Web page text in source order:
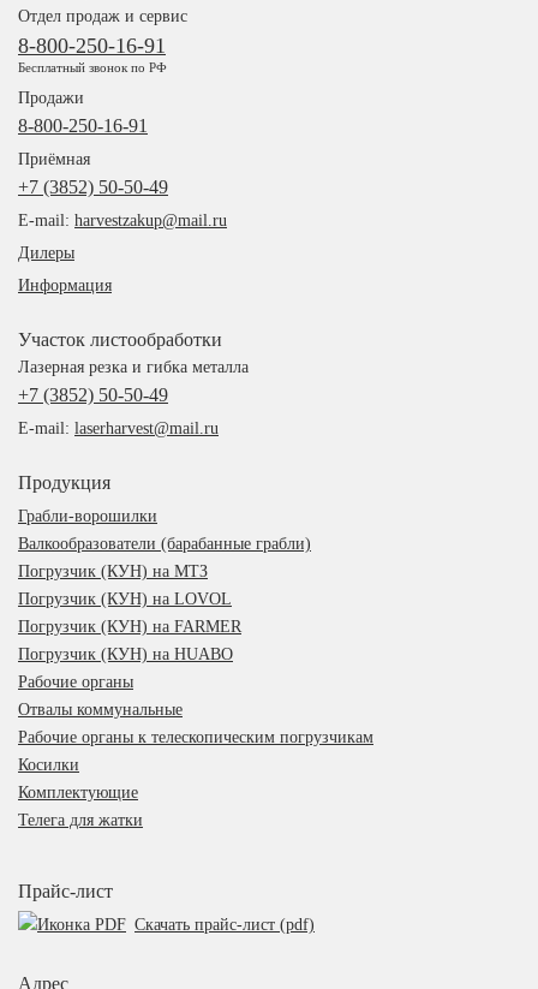
Отдел продаж и сервис
8-800-250-16-91
Бесплатный звонок по РФ
Продажи
8-800-250-16-91
Приёмная
+7 (3852) 50-50-49
E-mail: harvestzakup@mail.ru
Дилеры
Информация
Участок листообработки
Лазерная резка и гибка металла
+7 (3852) 50-50-49
E-mail: laserharvest@mail.ru
Продукция
Грабли-ворошилки
Валкообразователи (барабанные грабли)
Погрузчик (КУН) на МТЗ
Погрузчик (КУН) на LOVOL
Погрузчик (КУН) на FARMER
Погрузчик (КУН) на HUABO
Рабочие органы
Отвалы коммунальные
Рабочие органы к телескопическим погрузчикам
Косилки
Комплектующие
Телега для жатки
Прайс-лист
Скачать прайс-лист (pdf)
Адрес